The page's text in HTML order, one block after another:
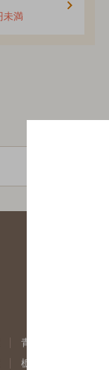
未満
青森県のバー検索
栃木県のバー検索